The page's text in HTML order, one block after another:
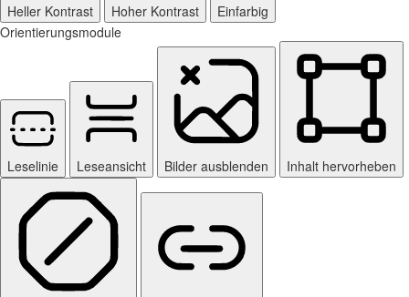
Heller Kontrast Hoher Kontrast
Einfarbig
Orientierungsmodule
Leselinie Leseansicht Bilder ausblenden Inhalt hervorheben